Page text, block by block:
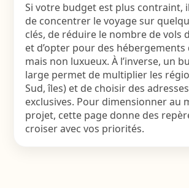
Si votre budget est plus contraint,
de concentrer le voyage sur
clés, de réduire le nombre de vols
et d’opter pour des hébergements
mais non luxueux. À l’inverse, un
large permet de multiplier les
Sud, îles) et de choisir des
exclusives. Pour dimensionner au
projet, cette page donne des
croiser avec vos priorités.